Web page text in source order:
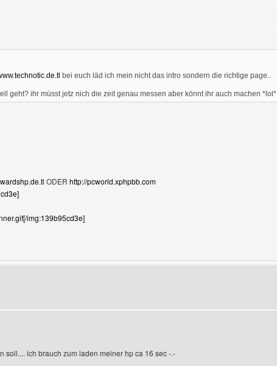
bei euch läd ich mein nicht das intro sondern die richtige page..
geht? ihr müsst jetz nich die zeit genau messen aber könnt ihr auch machen *lol*
ODER http://pcworld.xphpbb.com
img:139b95cd3e]
ich brauch zum laden meiner hp ca 16 sec -.-